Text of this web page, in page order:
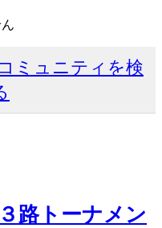
ミュニティを検
路トーナメン